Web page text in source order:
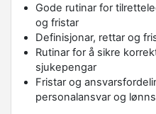
Gode rutinar for
og fristar
Definisjonar, rettar og
Rutinar for å sikre
sjukepengar
Fristar og
personalansvar og